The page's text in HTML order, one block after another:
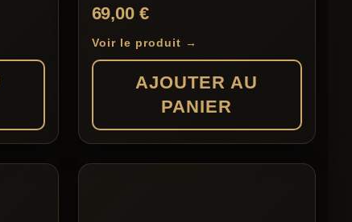
69,00 €
Voir le produit →
AJOUTER AU
PANIER